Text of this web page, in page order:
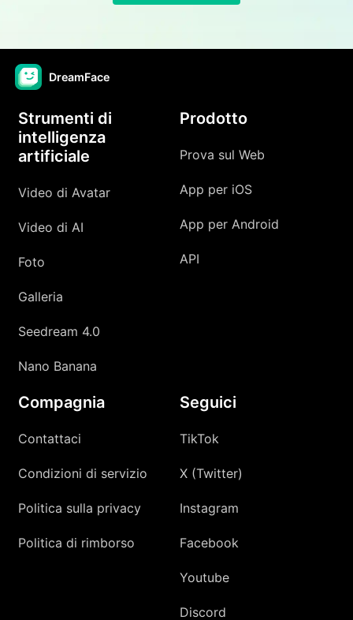
DreamFace
Strumenti di
intelligenza
artificiale
Video di Avatar
Video di AI
Foto
Galleria
Seedream 4.0
Nano Banana
Prodotto
Prova sul Web
App per iOS
App per Android
API
Compagnia
Contattaci
Condizioni di servizio
Politica sulla privacy
Politica di rimborso
Seguici
TikTok
X (Twitter)
Instagram
Facebook
Youtube
Discord